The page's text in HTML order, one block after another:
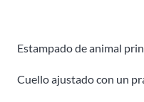
Estampado de animal
Cuello ajustado con un